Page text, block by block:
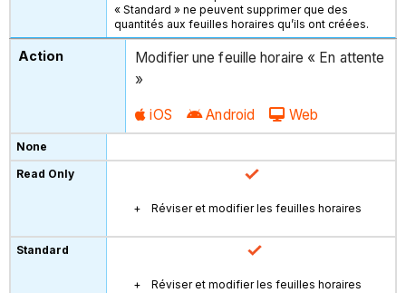
« Standard » ne peuvent supprimer que des
quantités aux feuilles horaires qu’ils ont créées.
Modifier une feuille horaire « En attente
»
iOS Android Web
Réviser et modifier les feuilles horaires
Réviser et modifier les feuilles horaires